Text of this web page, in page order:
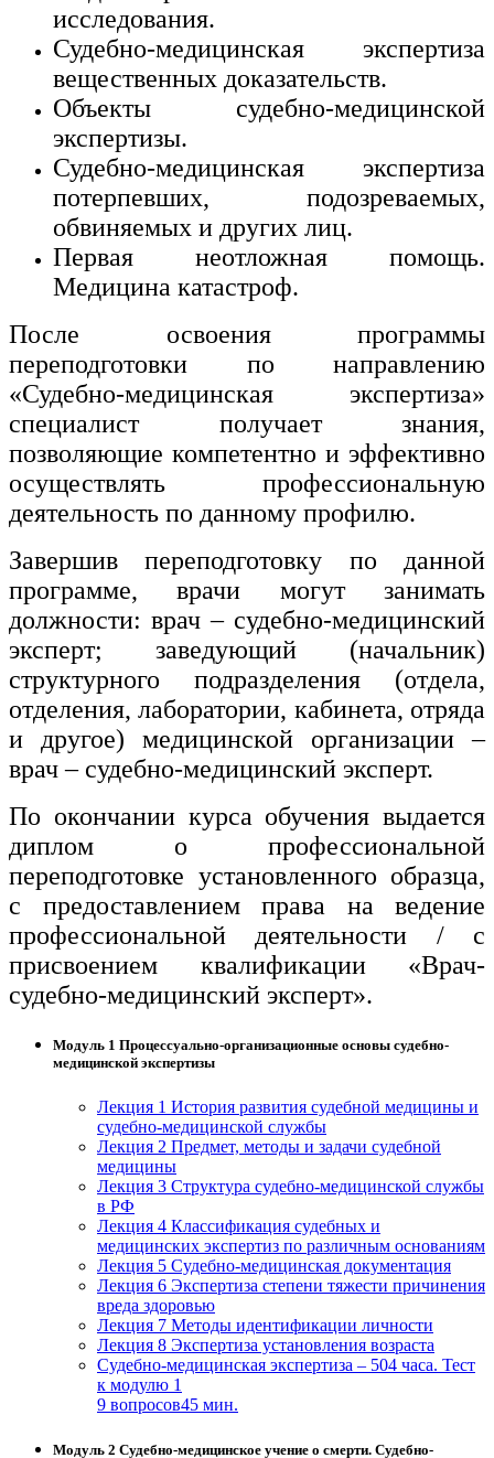
исследования.
Судебно-медицинская экспертиза
вещественных доказательств.
Объекты судебно-медицинской
экспертизы.
Судебно-медицинская экспертиза
потерпевших, подозреваемых,
обвиняемых и других лиц.
Первая неотложная помощь.
Медицина катастроф.
После освоения программы
переподготовки по направлению
«Судебно-медицинская экспертиза»
специалист получает знания,
позволяющие компетентно и эффективно
осуществлять профессиональную
деятельность по данному профилю.
Завершив переподготовку по данной
программе, врачи могут занимать
должности: врач – судебно-медицинский
эксперт; заведующий (начальник)
структурного подразделения (отдела,
отделения, лаборатории, кабинета, отряда
и другое) медицинской организации –
врач – судебно-медицинский эксперт.
По окончании курса обучения выдается
диплом о профессиональной
переподготовке установленного образца,
с предоставлением права на ведение
профессиональной деятельности / с
присвоением квалификации «Врач-
судебно-медицинский эксперт».
Модуль 1 Процессуально-организационные основы судебно-
медицинской экспертизы
Лекция 1 История развития судебной медицины и
судебно-медицинской службы
Лекция 2 Предмет, методы и задачи судебной
медицины
Лекция 3 Структура судебно-медицинской службы
в РФ
Лекция 4 Классификация судебных и
медицинских экспертиз по различным основаниям
Лекция 5 Судебно-медицинская документация
Лекция 6 Экспертиза степени тяжести причинения
вреда здоровью
Лекция 7 Методы идентификации личности
Лекция 8 Экспертиза установления возраста
Судебно-медицинская экспертиза – 504 часа. Тест
к модулю 1
9 вопросов45 мин.
Модуль 2 Судебно-медицинское учение о смерти. Судебно-